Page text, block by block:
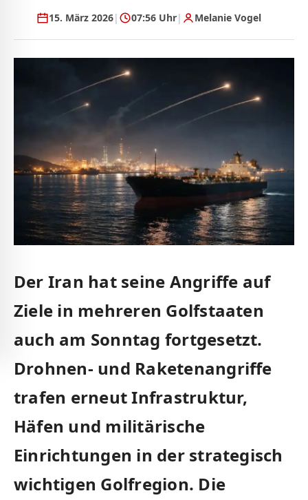
15. März 2026| 07:56 Uhr| Melanie Vogel
Der Iran hat seine Angriffe auf
Ziele in mehreren Golfstaaten
auch am Sonntag fortgesetzt.
Drohnen- und Raketenangriffe
trafen erneut Infrastruktur,
Häfen und militärische
Einrichtungen in der strategisch
wichtigen Golfregion. Die